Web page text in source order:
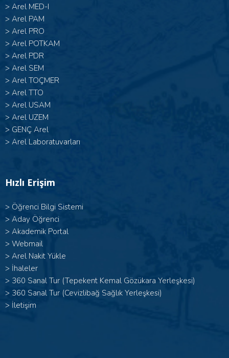
> Arel MED-I
> Arel PAM
> Arel PRO
> Arel POTKAM
> Arel PDR
> Arel SEM
> Arel TOÇMER
> Arel TTO
> Arel USAM
> Arel UZEM
> GENÇ Arel
> Arel Laboratuvarları
Hızlı Erişim
> Öğrenci Bilgi Sistemi
> Aday Öğrenci
> Akademik Portal
> Webmail
> Arel Nakit Yükle
> İhaleler
> 360 Sanal Tur (Tepekent Kemal Gözükara Yerleşkesi)
> 360 Sanal Tur (Cevizlibağ Sağlık Yerleşkesi)
> İletişim